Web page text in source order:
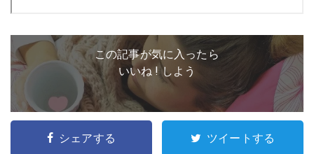
この記事が気に入ったら
いいね ! しよう
シェアする ツイートする